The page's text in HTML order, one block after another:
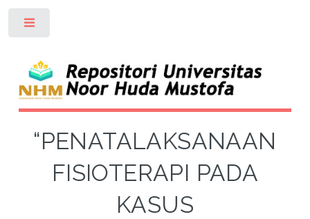
“PENATALAKSANAAN
FISIOTERAPI PADA
KASUS